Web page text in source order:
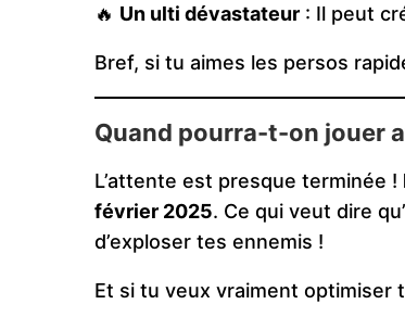
🔥 Un ulti dévastateur : Il peut
Bref, si tu aimes les persos
Quand pourra-t-on jouer
L’attente est presque terminée !
février 2025. Ce qui veut dire
d’exploser tes ennemis !
Et si tu veux vraiment optimiser